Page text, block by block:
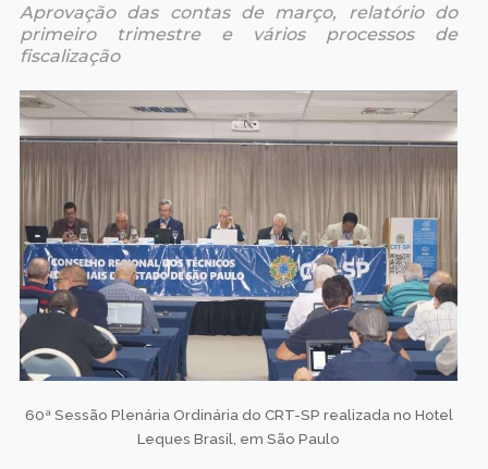
Aprovação das contas de março, relatório do
primeiro trimestre e vários processos de
fiscalização
60ª Sessão Plenária Ordinária do CRT-SP realizada no Hotel
Leques Brasil, em São Paulo